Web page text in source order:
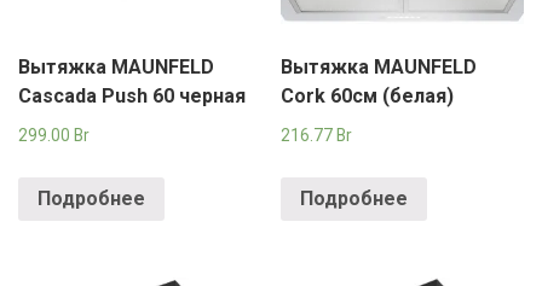
Вытяжка MAUNFELD
Cascada Push 60 черная
299.00 Br
Подробнее
Вытяжка MAUNFELD
Cork 60см (белая)
216.77 Br
Подробнее